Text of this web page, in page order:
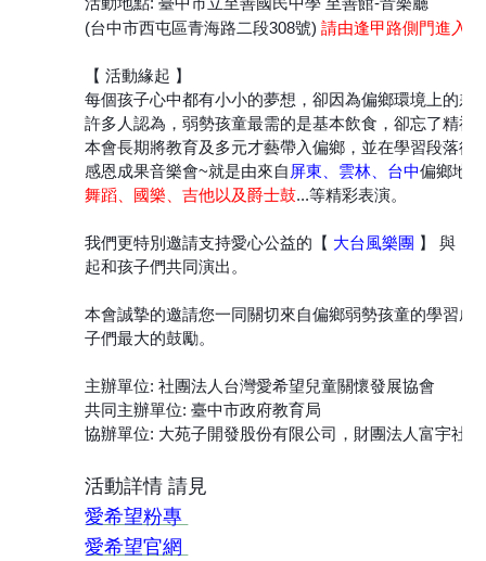
(台中市西屯區青海路二段308號)請由逢甲路側門進入
【 活動緣起 】
每個孩子心中都有小小的夢想，卻因為偏鄉環境上的差
許多人認為，弱勢孩童最需的是基本飲食，卻忘了精神
本會長期將教育及多元才藝帶入偏鄉，並在學習段落後
感恩成果音樂會~就是由來自屏東、雲林、台中偏鄉地
舞蹈、國樂、吉他以及爵士鼓...等精彩表演。
我們更特別邀請支持愛心公益的【 大台風樂團 】 與【
起和孩子們共同演出。
本會誠摯的邀請您一同關切來自偏鄉弱勢孩童的學習成
子們最大的鼓勵。
主辦單位: 社團法人台灣愛希望兒童關懷發展協會
共同主辦單位: 臺中市政府教育局
協辦單位: 大苑子開發股份有限公司， 財團法人富宇社
活動詳情 請見
愛希望粉專
愛希望官網